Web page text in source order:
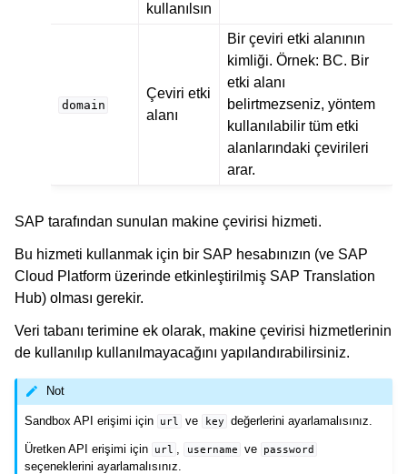
kullanılsın
domain
Çeviri etki
alanı
Bir çeviri etki alanının
kimliği. Örnek: BC. Bir
etki alanı
belirtmezseniz, yöntem
kullanılabilir tüm etki
alanlarındaki çevirileri
arar.
SAP tarafından sunulan makine çevirisi hizmeti.
Bu hizmeti kullanmak için bir SAP hesabınızın (ve SAP
Cloud Platform üzerinde etkinleştirilmiş SAP Translation
Hub) olması gerekir.
Veri tabanı terimine ek olarak, makine çevirisi hizmetlerinin
de kullanılıp kullanılmayacağını yapılandırabilirsiniz.
Not
Sandbox API erişimi için url ve key değerlerini ayarlamalısınız.
Üretken API erişimi için url username ve password
seçeneklerini ayarlamalısınız.